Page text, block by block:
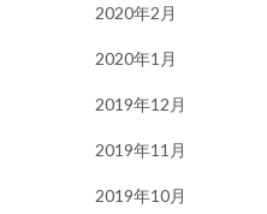
2020年2月
2020年1月
2019年12月
2019年11月
2019年10月